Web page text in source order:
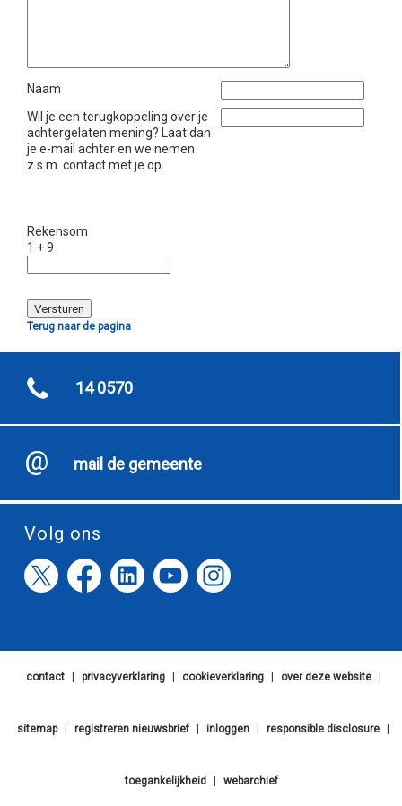
Naam
Wil je een terugkoppeling over je
achtergelaten mening? Laat dan
je e-mail achter en we nemen
z.s.m. contact met je op.
Rekensom
1 + 9
Terug naar de pagina
14 0570
mail de gemeente
Volg ons
contact privacyverklaring cookieverklaring over deze website
sitemap registreren nieuwsbrief inloggen responsible disclosure
toegankelijkheid webarchief